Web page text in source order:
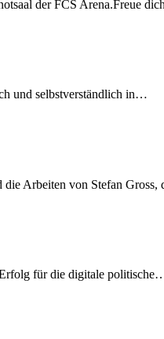
der FCS Arena.Freue
und selbstverständlich in…
die Arbeiten von Stefan
für die digitale